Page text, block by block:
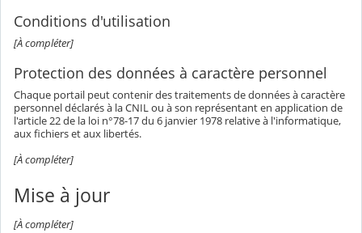
Conditions d'utilisation
[À compléter]
Protection des données à caractère personnel
Chaque portail peut contenir des traitements de données à caractère
personnel déclarés à la CNIL ou à son représentant en application de
l'article 22 de la loi n°78-17 du 6 janvier 1978 relative à l'informatique,
aux fichiers et aux libertés.
[À compléter]
Mise à jour
[À compléter]